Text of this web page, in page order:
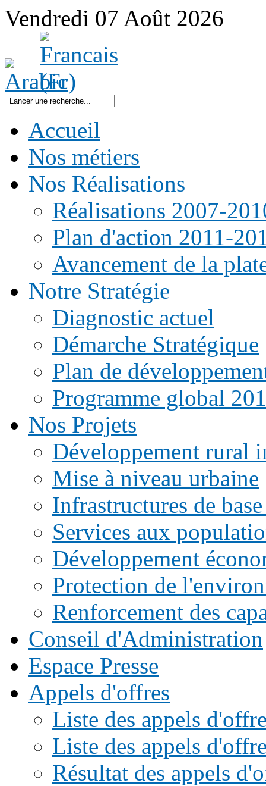
Vendredi 07 Août 2026
Accueil
Nos métiers
Nos Réalisations
Réalisations 2007-
Plan d'action 2011-
Avancement de la
Notre Stratégie
Diagnostic actuel
Démarche Stratégique
Plan de
Programme global
Nos Projets
Développement rural
Mise à niveau urbaine
Infrastructures de
Services aux
Développement
Protection de
Renforcement des
Conseil d'Administration
Espace Presse
Appels d'offres
Liste des appels
Liste des appels
Résultat des appels